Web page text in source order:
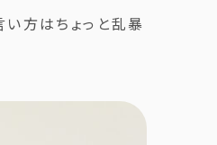
方はちょっと乱暴